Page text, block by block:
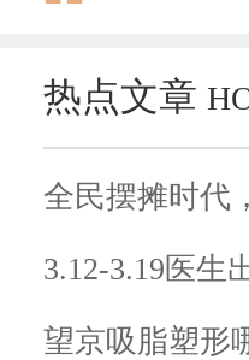
热点文章
全民摆摊时代
3.12-3.19医生
望京吸脂塑形